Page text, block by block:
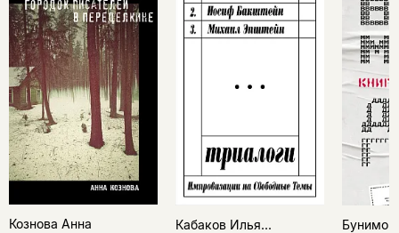
Кознова Анна
Кабаков Илья...